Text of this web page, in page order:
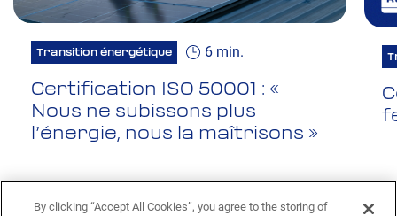
Transition énergétique 6 min.
Certification ISO 50001 : «
Nous ne subissons plus
l’énergie, nous la maîtrisons »
By clicking “Accept All Cookies”, you agree to the storing of